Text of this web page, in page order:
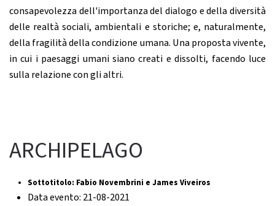
consapevolezza dell'importanza del dialogo e della diversità
delle realtà sociali, ambientali e storiche; e, naturalmente,
della fragilità della condizione umana. Una proposta vivente,
in cui i paesaggi umani siano creati e dissolti, facendo luce
sulla relazione con gli altri.
ARCHIPELAGO
Sottotitolo: Fabio Novembrini e James Viveiros
Data evento: 21-08-2021